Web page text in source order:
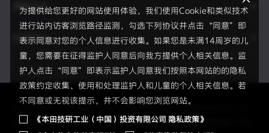
为提供给您更好的网站使用体验，我们使用Cookie和类似技术
进行站内访客浏览路径监测，勾选下列协议并点击“同意”即
表示同意对您的个人信息进行收集。如果您是未满14周岁的儿
童，您需要在征得监护人同意后向我方提供个人相关信息。监
护人点击“同意”即表示监护人同意我们按照本网站的的隐私
政策约定收集、使用和处理监护人和儿童的个人相关信息。若
不同意或无视该提示，并不会影响您浏览网站。
《本田技研工业（中国）投资有限公司 隐私政策》
赛事运动
新闻资讯
Copyright © 2026 Honda Motor(China) Investment Co., Lt
d. All Right Reserved.京ICP备05023886号 京公网安备1101
F1®赛事